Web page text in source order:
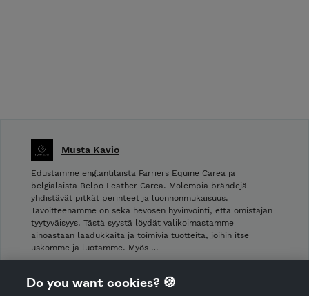
Musta Kavio
Edustamme englantilaista Farriers Equine Carea ja
belgialaista Belpo Leather Carea. Molempia brändejä
yhdistävät pitkät perinteet ja luonnonmukaisuus.
Tavoitteenamme on sekä hevosen hyvinvointi, että omistajan
tyytyväisyys. Tästä syystä löydät valikoimastamme
ainoastaan laadukkaita ja toimivia tuotteita, joihin itse
uskomme ja luotamme. Myös …
Shop privacy policy
Do you want cookies? 🍪